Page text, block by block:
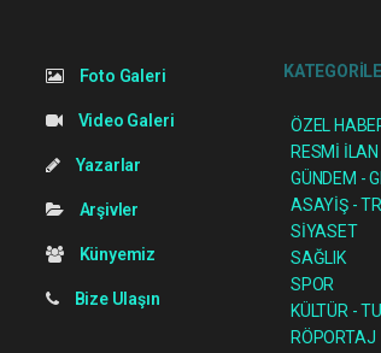
Foto Galeri
Video Galeri
Yazarlar
Arşivler
Künyemiz
Bize Ulaşın
ÖZEL
RESMİ İLAN
GÜNDEM -
ASAYİŞ -
SİYASET
SAĞLIK
SPOR
KÜLTÜR -
RÖPORTAJ